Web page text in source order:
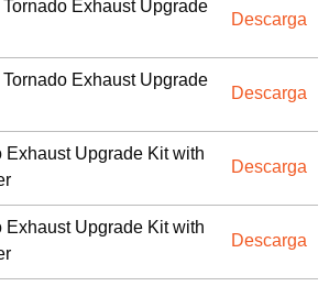
Exhaust Upgrade
Descarga
Exhaust Upgrade
Descarga
Exhaust Upgrade Kit with
Descarga
Exhaust Upgrade Kit with
Descarga